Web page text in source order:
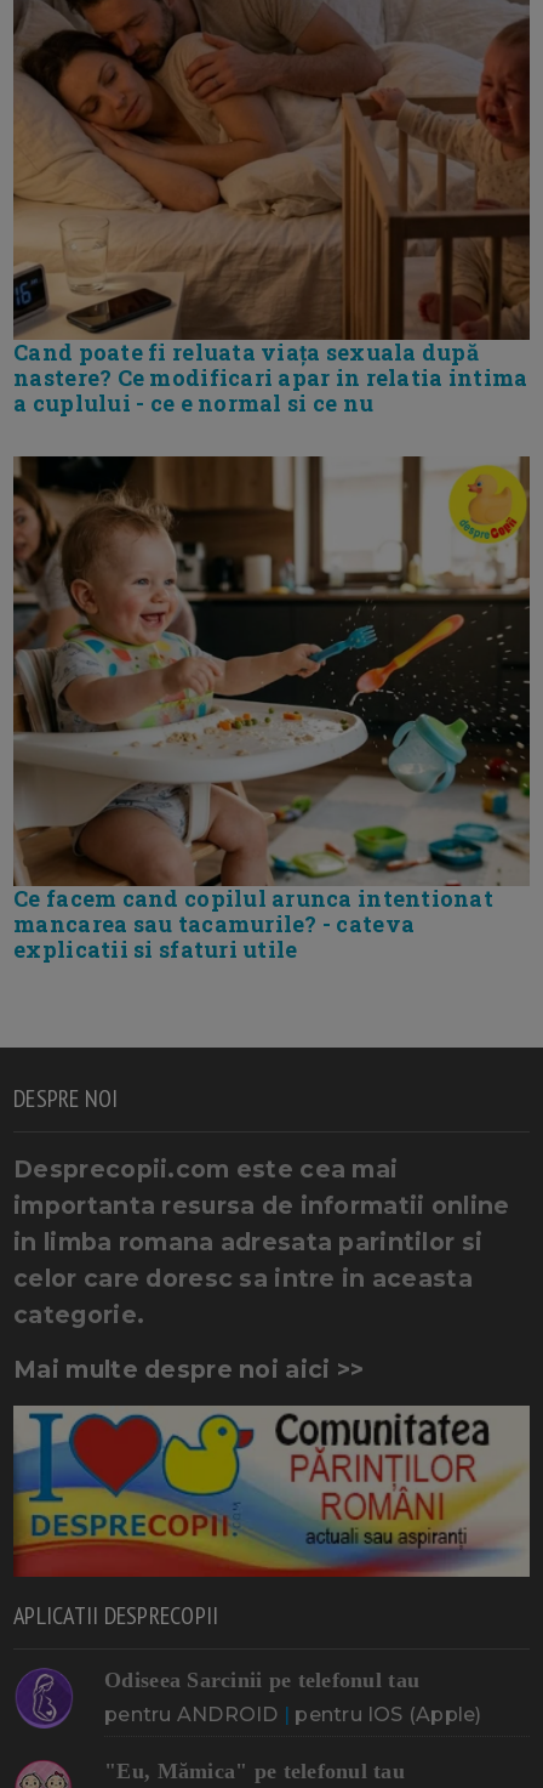
Cand poate fi reluata viața sexuala după
nastere? Ce modificari apar in relatia intima
a cuplului - ce e normal si ce nu
Ce facem cand copilul arunca intentionat
mancarea sau tacamurile? - cateva
explicatii si sfaturi utile
DESPRE NOI
Desprecopii.com este cea mai
importanta resursa de informatii online
in limba romana adresata parintilor si
celor care doresc sa intre in aceasta
categorie.
Mai multe despre noi aici >>
APLICATII DESPRECOPII
Odiseea Sarcinii pe telefonul tau
pentru ANDROID | pentru IOS (Apple)
"Eu, Mămica" pe telefonul tau